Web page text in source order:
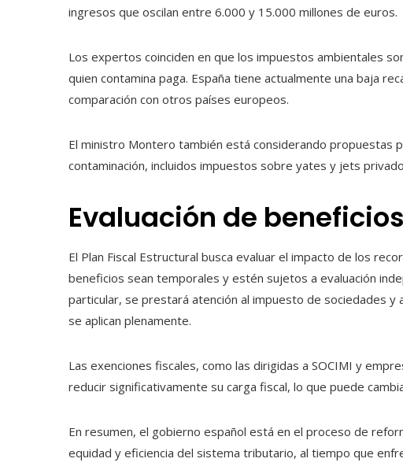
ingresos que oscilan entre 6.000 y 15.000 millones de euros.
Los expertos coinciden en que los impuestos ambientales
quien contamina paga. España tiene actualmente una baja
comparación con otros países europeos.
El ministro Montero también está considerando propuestas
contaminación, incluidos impuestos sobre yates y jets
Evaluación de
El Plan Fiscal Estructural busca evaluar el impacto de los
beneficios sean temporales y estén sujetos a evaluación
particular, se prestará atención al impuesto de sociedades y
se aplican plenamente.
Las exenciones fiscales, como las dirigidas a SOCIMI y
reducir significativamente su carga fiscal, lo que puede
En resumen, el gobierno español está en el proceso de
equidad y eficiencia del sistema tributario, al tiempo que